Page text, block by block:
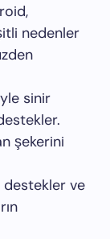
nedenler
sinir
şekerini
destekler ve